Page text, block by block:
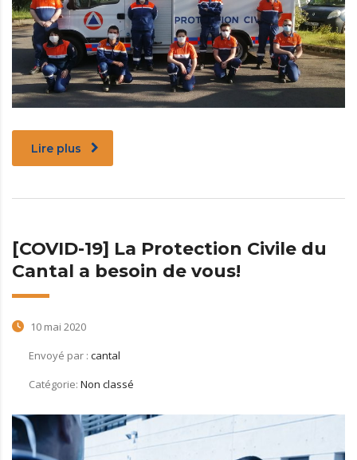
Lire plus
[COVID-19] La Protection Civile du
Cantal a besoin de vous!
10 mai 2020
Envoyé par : cantal
Catégorie: Non classé